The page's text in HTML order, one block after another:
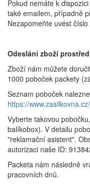
Pokud nemáte k
také emailem, případně
Nezapomeňte uvést číslo
Odeslání zboží
Zboží nám můžete
1000 poboček packety
Seznam poboček
https://
Vyberte takovou
balíkobox). V detailu
"reklamační asistent".
autorizaci naše ID:
Packeta nám následně
pracovních dnů.